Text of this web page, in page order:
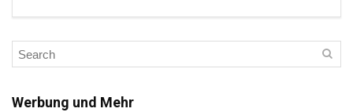
Werbung und Mehr